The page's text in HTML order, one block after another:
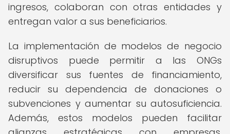
ingresos, colaboran con otras entidades y
entregan valor a sus beneficiarios.
La implementación de modelos de negocio
disruptivos puede permitir a las ONGs
diversificar sus fuentes de financiamiento,
reducir su dependencia de donaciones o
subvenciones y aumentar su autosuficiencia.
Además, estos modelos pueden facilitar